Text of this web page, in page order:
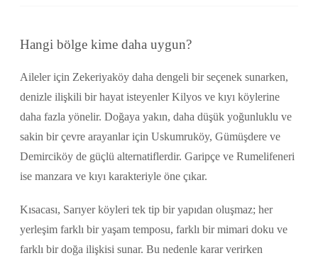
Hangi bölge kime daha uygun?
Aileler için Zekeriyaköy daha dengeli bir seçenek sunarken,
denizle ilişkili bir hayat isteyenler Kilyos ve kıyı köylerine
daha fazla yönelir. Doğaya yakın, daha düşük yoğunluklu ve
sakin bir çevre arayanlar için Uskumruköy, Gümüşdere ve
Demirciköy de güçlü alternatiflerdir. Garipçe ve Rumelifeneri
ise manzara ve kıyı karakteriyle öne çıkar.
Kısacası, Sarıyer köyleri tek tip bir yapıdan oluşmaz; her
yerleşim farklı bir yaşam temposu, farklı bir mimari doku ve
farklı bir doğa ilişkisi sunar. Bu nedenle karar verirken